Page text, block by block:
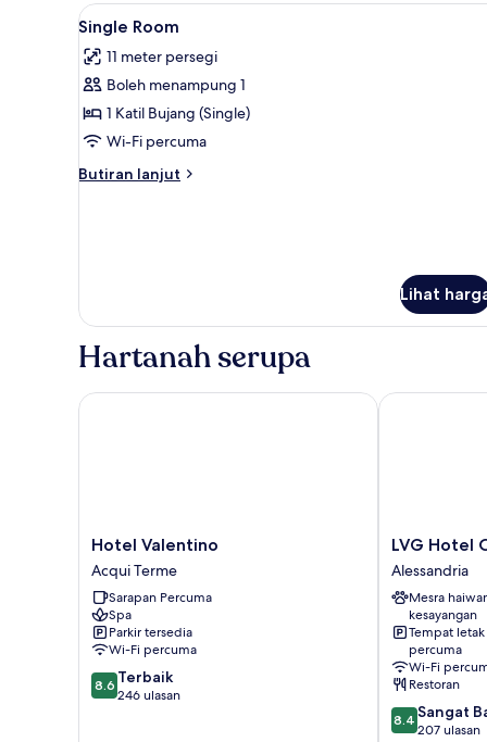
Lihat
semua
foto
untuk
Single
Room
Single Room | Peti besi
5
Single Room
11 meter persegi
Boleh menampung 1
1 Katil Bujang (Single)
Wi-Fi percuma
Butiran lanjut
Butiran
Lihat
Hartanah serupa
Hotel
Valentino
Acqui
Terme
Hotel Valentino
Acqui Terme
Sarapan Percuma
Spa
Parkir tersedia
Wi-Fi percuma
8.6
daripada
8.6 Terbaik
246 ulasan
Hotel Valentino
LVG
Hotel
Collection
-
Mulino
Alessandria
LVG Hotel
Alessandria
Mesra
kesayangan
Tempat
percuma
Wi-Fi
Restoran
8.4
daripada
8.4 Sangat
207 ulasan
LVG Hotel